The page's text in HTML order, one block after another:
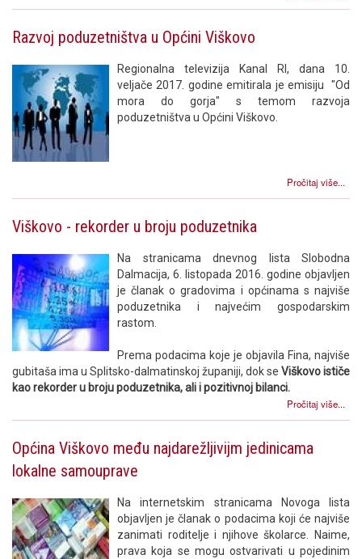
Razvoj poduzetništva u Općini Viškovo
Regionalna televizija Kanal RI, dana 10.
veljače 2017. godine emitirala je emisiju "Od
mora do gorja" s temom razvoja
poduzetništva u Općini Viškovo.
Pročitaj više...
Viškovo - rekorder u broju poduzetnika
Na stranicama dnevnog lista Slobodna
Dalmacija, 6. listopada 2016. godine objavljen
je članak o gradovima i općinama s najviše
poduzetnika i najvećim gospodarskim
rastom.
Prema podacima koje je objavila Fina, najviše
gubitaša ima u Splitsko-dalmatinskoj županiji, dok se Viškovo ističe
kao rekorder u broju poduzetnika, ali i pozitivnoj bilanci.
Pročitaj više...
Općina Viškovo među najdarežljivijm jedinicama
lokalne samouprave
Na internetskim stranicama Novoga lista
objavljen je članak o podacima koji će najviše
zanimati roditelje i njihove školarce. Naime,
prava koja se mogu ostvarivati u pojedinim